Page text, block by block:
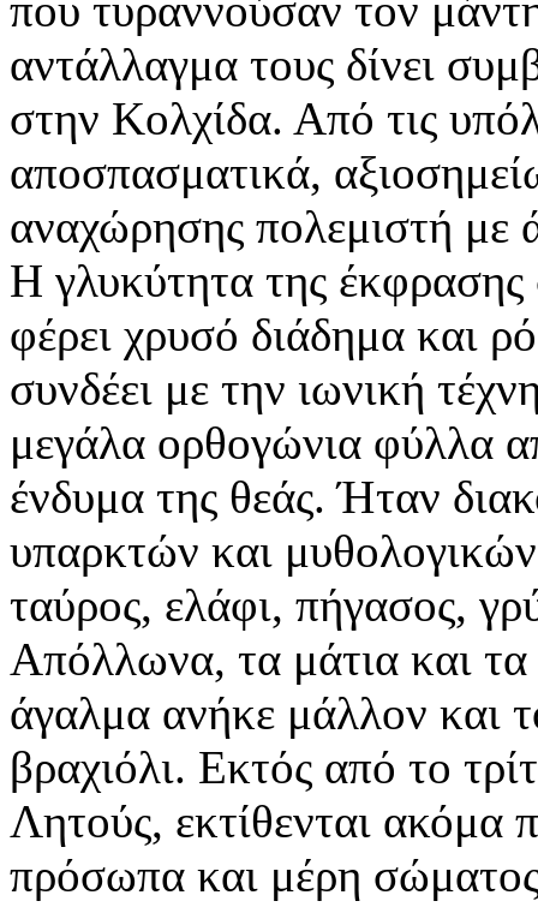
αντάλλαγμα τους δίνει
στην Κολχίδα. Από τις
αποσπασματικά,
αναχώρησης πολεμιστή με
Η γλυκύτητα της
φέρει χρυσό διάδημα και
συνδέει με την ιωνική
μεγάλα ορθογώνια φύλλα
ένδυμα της θεάς. Ήταν
υπαρκτών και
ταύρος, ελάφι, πήγασος,
Απόλλωνα, τα μάτια και τα
άγαλμα ανήκε μάλλον και
βραχιόλι. Εκτός από το
Λητούς, εκτίθενται ακόμα
πρόσωπα και μέρη